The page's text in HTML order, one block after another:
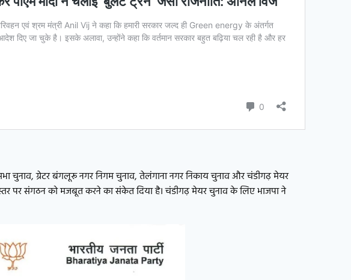
चुनाव, ग्रेटर बंगलूरू नगर निगम चुनाव, तेलंगाना नगर निकाय चुनाव और चंडीगढ़ मेयर
स्तर पर संगठन को मजबूत करने का संकेत दिया है। चंडीगढ़ मेयर चुनाव के लिए भाजपा ने